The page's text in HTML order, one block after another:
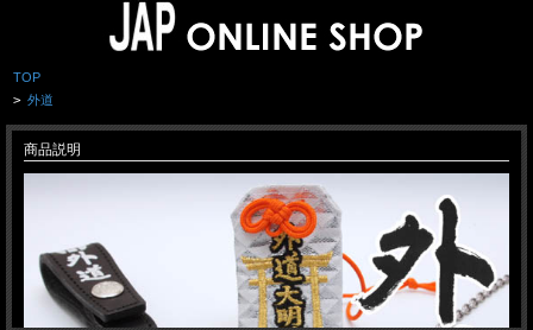
TOP
> 外道
商品説明